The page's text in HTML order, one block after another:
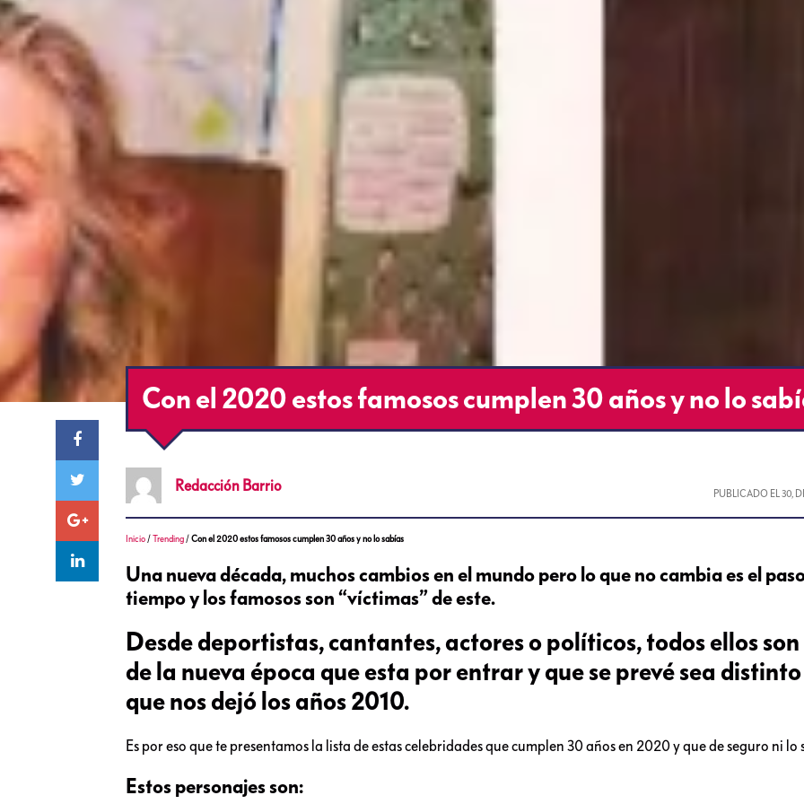
Con el 2020 estos famosos cumplen 30 años y no lo
Redacción Barrio PUBLICADO EL 30,
Inicio /Trending /Con el 2020 estos famosos cumplen 30 años y no lo sabías
Una nueva década, muchos cambios en el mundo pero lo que no cambia es el
tiempo y los famosos son “víctimas” de este.
Desde deportistas, cantantes, actores o políticos, todos ellos
de la nueva época que esta por entrar y que se prevé sea
que nos dejó los años 2010.
Es por eso que te presentamos la lista de estas celebridades que cumplen 30 años en 2020 y que de seguro ni lo
Estos personajes son: